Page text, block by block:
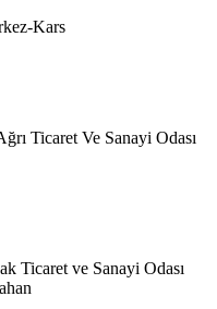
Kars
Ticaret Ve Sanayi Odası
Ticaret ve Sanayi Odası